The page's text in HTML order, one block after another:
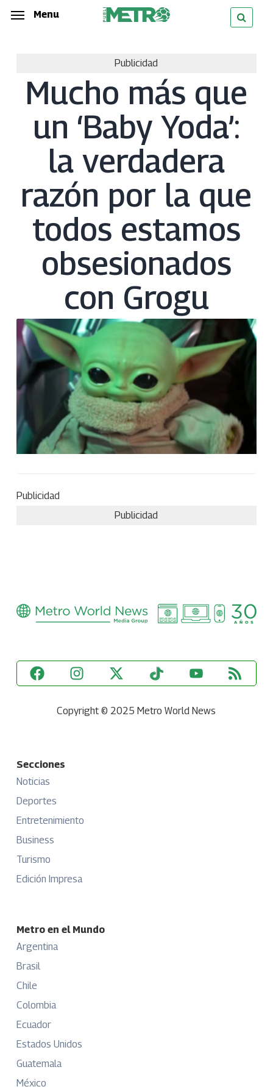
Skip
Menu
Publicidad
Mucho más que
un ‘Baby Yoda’:
la verdadera
razón por la que
todos estamos
obsesionados
con Grogu
Publicidad
Publicidad
Copyright © 2025 Metro World News
Secciones
Noticias
Deportes
Entretenimiento
Business
Turismo
Edición Impresa
Metro en el Mundo
Argentina
Brasil
Chile
Colombia
Ecuador
Estados Unidos
Guatemala
México
Menu